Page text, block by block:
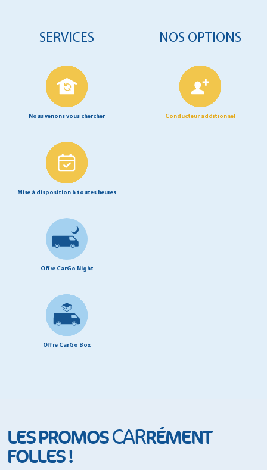
SERVICES
Nous venons vous chercher
Mise à disposition à toutes heures
Offre CarGo Night
Offre CarGo Box
NOS OPTIONS
Conducteur additionnel
LES PROMOSCARRÉMENT
FOLLES !